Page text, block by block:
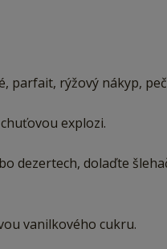
parfait, rýžový nákyp,
explozi.
dezertech, dolaďte
vanilkového cukru.